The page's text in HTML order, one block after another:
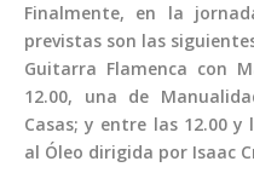
Finalmente, en la
previstas son las
Guitarra Flamenca con
12.00, una de
Casas; y entre las 12.00
al Óleo dirigida por Isaac